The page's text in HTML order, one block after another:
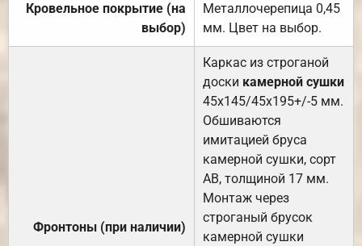
Кровельное покрытие (на
выбор)
Металлочерепица 0,45
мм. Цвет на выбор.
Фронтоны (при наличии)
Каркас из строганой
доски камерной сушки
45х145/45х195+/-5 мм.
Обшиваются
имитацией бруса
камерной сушки, сорт
АВ, толщиной 17 мм.
Монтаж через
строганый брусок
камерной сушки